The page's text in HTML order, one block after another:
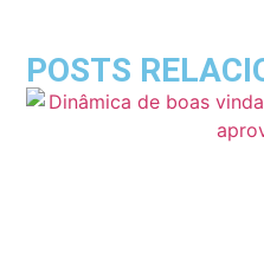
POSTS